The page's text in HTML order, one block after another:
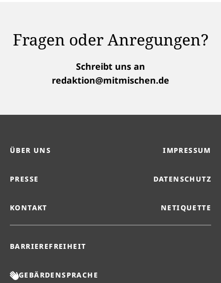
Fragen oder Anregungen?
Schreibt uns an
redaktion@mitmischen.de
ÜBER UNS IMPRESSUM
PRESSE DATENSCHUTZ
KONTAKT NETIQUETTE
BARRIEREFREIHEIT
GEBÄRDENSPRACHE